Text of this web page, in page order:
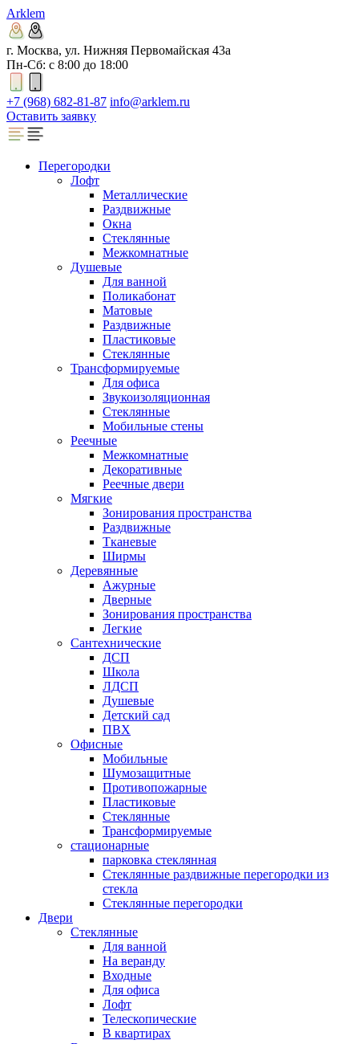
Arklem
г. Москва, ул. Нижняя Первомайская 43а
Пн-Сб: с 8:00 до 18:00
+7 (968) 682-81-87 info@arklem.ru
Оставить заявку
Перегородки
Лофт
Металлические
Раздвижные
Окна
Стеклянные
Межкомнатные
Душевые
Для ванной
Поликабонат
Матовые
Раздвижные
Пластиковые
Стеклянные
Трансформируемые
Для офиса
Звукоизоляционная
Стеклянные
Мобильные стены
Реечные
Межкомнатные
Декоративные
Реечные двери
Мягкие
Зонирования пространства
Раздвижные
Тканевые
Ширмы
Деревянные
Ажурные
Дверные
Зонирования пространства
Легкие
Сантехнические
ДСП
Школа
ЛДСП
Душевые
Детский сад
ПВХ
Офисные
Мобильные
Шумозащитные
Противопожарные
Пластиковые
Стеклянные
Трансформируемые
стационарные
парковка стеклянная
Стеклянные раздвижные перегородки из
стекла
Стеклянные перегородки
Двери
Стеклянные
Для ванной
На веранду
Входные
Для офиса
Лофт
Телескопические
В квартирах